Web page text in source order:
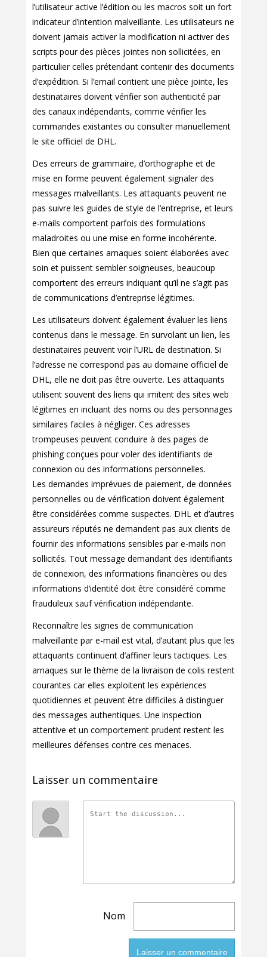
l’utilisateur active l’édition ou les macros soit un fort
indicateur d’intention malveillante. Les utilisateurs ne
doivent jamais activer la modification ni activer des
scripts pour des pièces jointes non sollicitées, en
particulier celles prétendant contenir des documents
d’expédition. Si l’email contient une pièce jointe, les
destinataires doivent vérifier son authenticité par
des canaux indépendants, comme vérifier les
commandes existantes ou consulter manuellement
le site officiel de DHL.
Des erreurs de grammaire, d’orthographe et de
mise en forme peuvent également signaler des
messages malveillants. Les attaquants peuvent ne
pas suivre les guides de style de l’entreprise, et leurs
e-mails comportent parfois des formulations
maladroites ou une mise en forme incohérente.
Bien que certaines arnaques soient élaborées avec
soin et puissent sembler soigneuses, beaucoup
comportent des erreurs indiquant qu’il ne s’agit pas
de communications d’entreprise légitimes.
Les utilisateurs doivent également évaluer les liens
contenus dans le message. En survolant un lien, les
destinataires peuvent voir l’URL de destination. Si
l’adresse ne correspond pas au domaine officiel de
DHL, elle ne doit pas être ouverte. Les attaquants
utilisent souvent des liens qui imitent des sites web
légitimes en incluant des noms ou des personnages
similaires faciles à négliger. Ces adresses
trompeuses peuvent conduire à des pages de
phishing conçues pour voler des identifiants de
connexion ou des informations personnelles.
Les demandes imprévues de paiement, de données
personnelles ou de vérification doivent également
être considérées comme suspectes. DHL et d’autres
assureurs réputés ne demandent pas aux clients de
fournir des informations sensibles par e-mails non
sollicités. Tout message demandant des identifiants
de connexion, des informations financières ou des
informations d’identité doit être considéré comme
frauduleux sauf vérification indépendante.
Reconnaître les signes de communication
malveillante par e-mail est vital, d’autant plus que les
attaquants continuent d’affiner leurs tactiques. Les
arnaques sur le thème de la livraison de colis restent
courantes car elles exploitent les expériences
quotidiennes et peuvent être difficiles à distinguer
des messages authentiques. Une inspection
attentive et un comportement prudent restent les
meilleures défenses contre ces menaces.
Laisser un commentaire
Nom